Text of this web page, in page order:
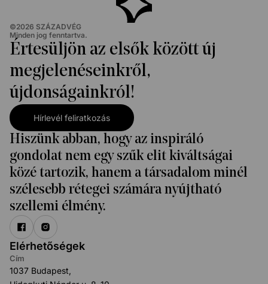
©2026 SZÁZADVÉG
Minden jog fenntartva.
Értesüljön az elsők között új
megjelenéseinkről,
újdonságainkról!
Hírlevél feliratkozás
Hiszünk abban, hogy az inspiráló
gondolat nem egy szűk elit kiváltságai
közé tartozik, hanem a társadalom minél
szélesebb rétegei számára nyújtható
szellemi élmény.
Elérhetőségek
Cím
1037 Budapest,